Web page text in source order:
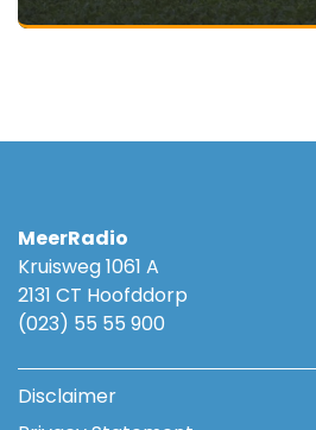
MeerRadio
Kruisweg 1061 A
2131 CT Hoofddorp
(023) 55 55 900
Disclaimer